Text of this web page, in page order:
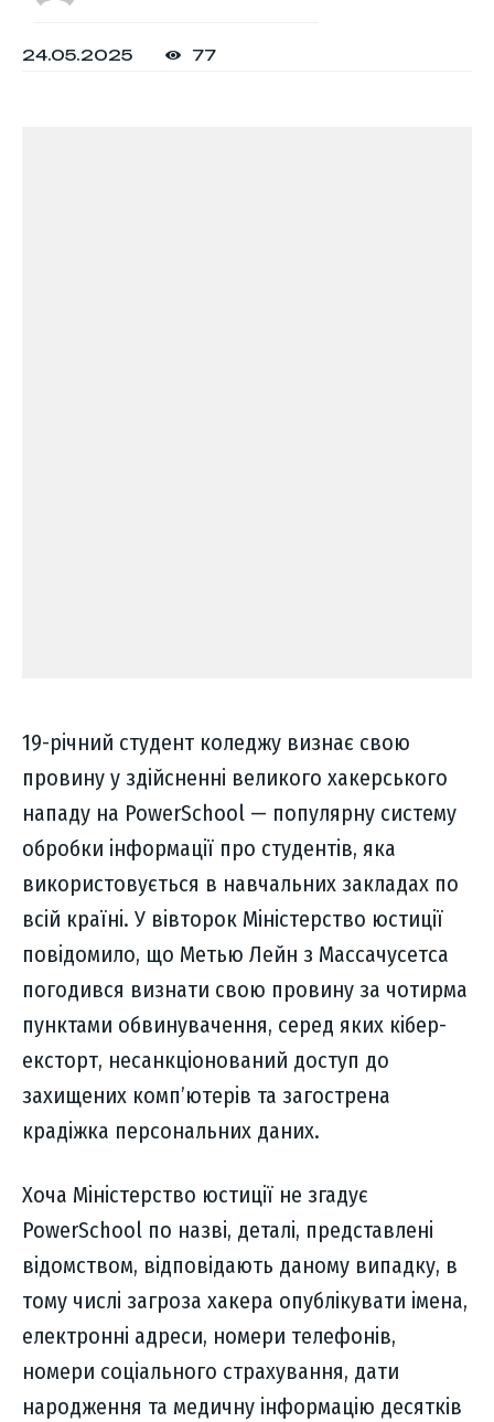
24.05.2025 77
19-річний студент коледжу визнає свою
провину у здійсненні великого хакерського
нападу на PowerSchool — популярну систему
обробки інформації про студентів, яка
використовується в навчальних закладах по
всій країні. У вівторок Міністерство юстиції
повідомило, що Метью Лейн з Массачусетса
погодився визнати свою провину за чотирма
пунктами обвинувачення, серед яких кібер-
ексторт, несанкціонований доступ до
захищених комп’ютерів та загострена
крадіжка персональних даних.
Хоча Міністерство юстиції не згадує
PowerSchool по назві, деталі, представлені
відомством, відповідають даному випадку, в
тому числі загроза хакера опублікувати імена,
електронні адреси, номери телефонів,
номери соціального страхування, дати
народження та медичну інформацію десятків